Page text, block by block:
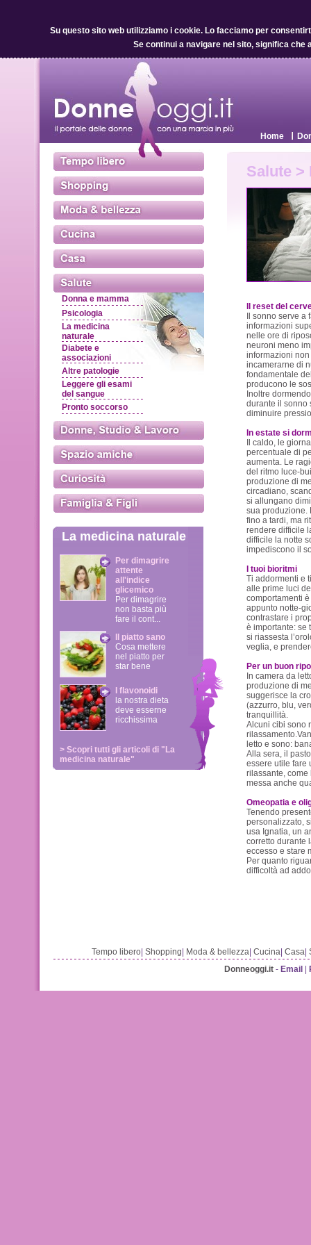
Su questo sito web utilizziamo i cookie.Lo facciamo per
Se continui a navigare nel sito, significa che
Home
Donna e mamma
Psicologia
La medicina
naturale
Diabete e
associazioni
Altre patologie
Leggere gli esami
del sangue
Pronto soccorso
La medicina naturale
Per dimagrire
attente
all'indice
glicemico
Per dimagrire
non basta più
fare il cont...
Il piatto sano
Cosa mettere
nel piatto per
star bene
I flavonoidi
la nostra dieta
deve esserne
ricchissima
> Scopri tutti gli articoli di "La
medicina naturale"
Salute >
Il reset del
Il sonno serve
informazioni
nelle ore di
neuroni meno
informazioni
incamerarne di
fondamentale
producono le
Inoltre
durante il sonno
diminuire
In estate si
Il caldo, le
percentuale di
aumenta. Le
del ritmo luce-
produzione di
circadiano,
si allungano
sua produzione.
fino a tardi, ma
rendere difficile
difficile la notte
impediscono il
I tuoi bioritmi
Ti addormenti e
alle prime luci
comportamenti
appunto notte-
contrastare i
è importante: se
si riassesta
veglia, e
Per un buon
In camera da
produzione di
suggerisce la
(azzurro, blu,
tranquillità.
Alcuni cibi sono
letto e sono:
Alla sera, il
essere utile fare
rilassante,
messa anche
Omeopatia e
Tenendo
personalizzato,
usa Ignatia, un
corretto durante
eccesso e stare
Per quanto
difficoltà ad
Tempo libero Shopping Moda & bellezza Cucina Casa
Donneoggi.it - Email